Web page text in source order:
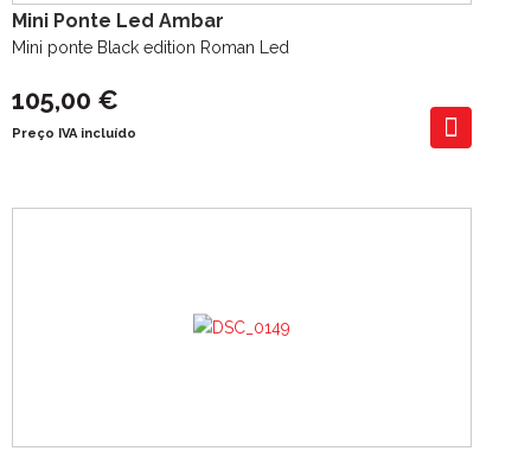
Mini Ponte Led Ambar
Mini ponte Black edition Roman Led
105,00 €
Preço IVA incluído